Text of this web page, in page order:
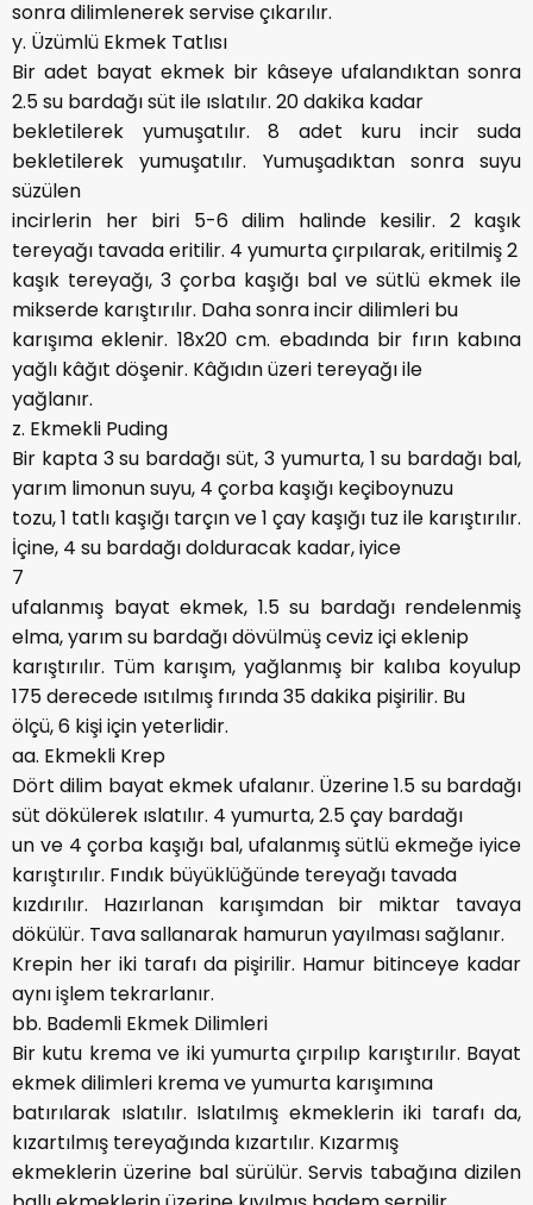
sonra dilimlenerek servise çıkarılır.
y. Üzümlü Ekmek Tatlısı
Bir adet bayat ekmek bir kâseye ufalandıktan sonra
2.5 su bardağı süt ile ıslatılır. 20 dakika kadar
bekletilerek yumuşatılır. 8 adet kuru incir suda
bekletilerek yumuşatılır. Yumuşadıktan sonra suyu
süzülen
incirlerin her biri 5-6 dilim halinde kesilir. 2 kaşık
tereyağı tavada eritilir. 4 yumurta çırpılarak, eritilmiş 2
kaşık tereyağı, 3 çorba kaşığı bal ve sütlü ekmek ile
mikserde karıştırılır. Daha sonra incir dilimleri bu
karışıma eklenir. 18x20 cm. ebadında bir fırın kabına
yağlı kâğıt döşenir. Kâğıdın üzeri tereyağı ile
yağlanır.
z. Ekmekli Puding
Bir kapta 3 su bardağı süt, 3 yumurta, 1 su bardağı bal,
yarım limonun suyu, 4 çorba kaşığı keçiboynuzu
tozu, 1 tatlı kaşığı tarçın ve 1 çay kaşığı tuz ile karıştırılır.
İçine, 4 su bardağı dolduracak kadar, iyice
7
ufalanmış bayat ekmek, 1.5 su bardağı rendelenmiş
elma, yarım su bardağı dövülmüş ceviz içi eklenip
karıştırılır. Tüm karışım, yağlanmış bir kalıba koyulup
175 derecede ısıtılmış fırında 35 dakika pişirilir. Bu
ölçü, 6 kişi için yeterlidir.
aa. Ekmekli Krep
Dört dilim bayat ekmek ufalanır. Üzerine 1.5 su bardağı
süt dökülerek ıslatılır. 4 yumurta, 2.5 çay bardağı
un ve 4 çorba kaşığı bal, ufalanmış sütlü ekmeğe iyice
karıştırılır. Fındık büyüklüğünde tereyağı tavada
kızdırılır. Hazırlanan karışımdan bir miktar tavaya
dökülür. Tava sallanarak hamurun yayılması sağlanır.
Krepin her iki tarafı da pişirilir. Hamur bitinceye kadar
aynı işlem tekrarlanır.
bb. Bademli Ekmek Dilimleri
Bir kutu krema ve iki yumurta çırpılıp karıştırılır. Bayat
ekmek dilimleri krema ve yumurta karışımına
batırılarak ıslatılır. Islatılmış ekmeklerin iki tarafı da,
kızartılmış tereyağında kızartılır. Kızarmış
ekmeklerin üzerine bal sürülür. Servis tabağına dizilen